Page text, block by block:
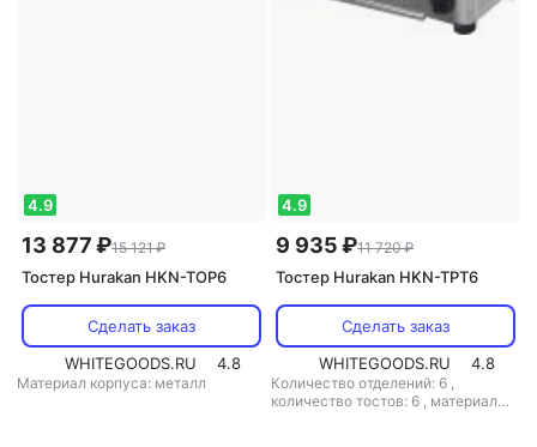
4.9
13 877 ₽15 121 ₽
Тостер Hurakan HKN-TOP6
Сделать заказ
WHITEGOODS.RU
4.8
Материал корпуса: металл
4.9
9 935 ₽11 720 ₽
Тостер Hurakan HKN-TPT6
Сделать заказ
WHITEGOODS.RU
4.8
Количество отделений: 6 ,
количество тостов: 6 , материал